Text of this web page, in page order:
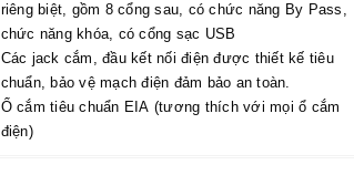
riêng biệt, gồm 8 cổng sau, có chức năng By Pass,
chức năng khóa, có cổng sạc USB
Các jack cắm, đầu kết nối điện được thiết kế tiêu
chuẩn, bảo vệ mạch điện đảm bảo an toàn.
Ổ cắm tiêu chuẩn EIA (tương thích với mọi ổ cắm
điện)